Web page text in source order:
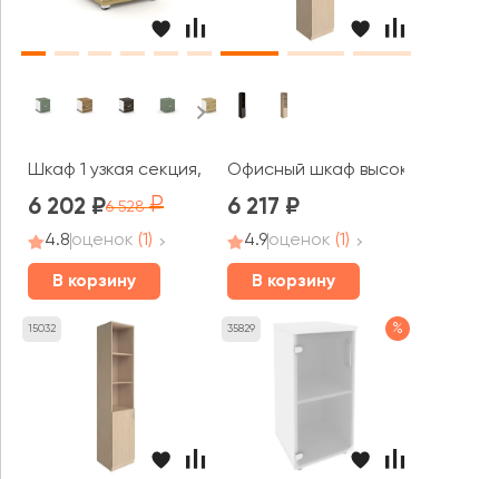
Шкаф 1 узкая секция, 1 ниша CN.STU-113 W
6 202 6 528
4.8оценок (1)
В корзину
Офисный шкаф высокий узкий
6 217
4.9оценок (1)
В корзину
15032 35829 %